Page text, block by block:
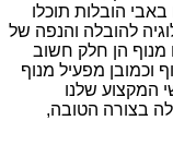
באבי הובלות תוכלו
להובלה והנפה של
מנוף הן חלק חשוב
וכמובן מפעיל מנוף
המקצוע שלנו
בצורה הטובה,